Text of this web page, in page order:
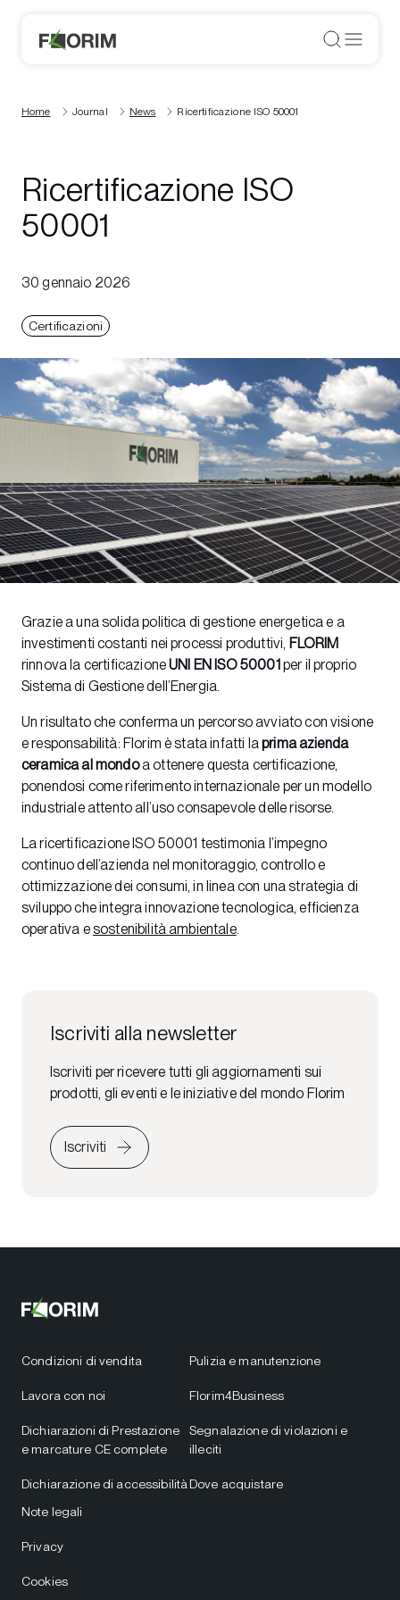
Home Journal News Ricertificazione ISO 50001
Ricertificazione ISO
50001
30 gennaio 2026
Certificazioni
Grazie a una solida politica di gestione energetica e a
investimenti costanti nei processi produttivi, FLORIM
rinnova la certificazioneUNI EN ISO 50001per il proprio
Sistema di Gestione dell’Energia.
Un risultato che conferma un percorso avviato con visione
e responsabilità: Florim è stata infatti laprima azienda
ceramica al mondoa ottenere questa certificazione,
ponendosi come riferimento internazionale per un modello
industriale attento all’uso consapevole delle risorse.
La ricertificazione ISO 50001 testimonia l’impegno
continuo dell’azienda nel monitoraggio, controllo e
ottimizzazione dei consumi, in linea con una strategia di
sviluppo che integra innovazione tecnologica, efficienza
operativa esostenibilità ambientale.
Iscriviti alla newsletter
Iscriviti per ricevere tutti gli aggiornamenti sui
prodotti, gli eventi e le iniziative del mondo Florim
Iscriviti
Condizioni di vendita
Lavora con noi
Dichiarazioni di Prestazione
e marcature CE complete
Dichiarazione di accessibilità
Pulizia e manutenzione
Florim4Business
Segnalazione di violazioni e
illeciti
Dove acquistare
Note legali
Privacy
Cookies